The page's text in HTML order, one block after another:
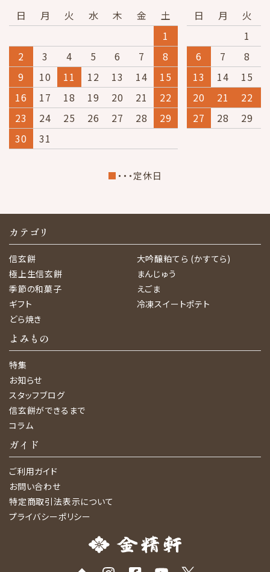
日 月 火 水 木 金
土
1
2
3 4 5 6 7
8
9
10 11 12 13 14
15
16
17 18 19 20 21
22
23
24 25 26 27 28
29
30
31
日 月 火
1
6
7 8
13
14 15
20
21 22
27
28 29
■ ・・・定休日
カテゴリ
信玄餅
極上生信玄餅
季節の和菓子
ギフト
どら焼き
大吟醸粕てら (かすてら)
まんじゅう
えごま
冷凍スイートポテト
よみもの
特集
お知らせ
スタッフブログ
信玄餅ができるまで
コラム
ガイド
ご利用ガイド
お問い合わせ
特定商取引法表示について
プライバシーポリシー